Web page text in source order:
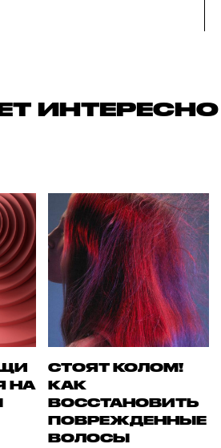
ИНТЕРЕСНО
НА
СТОЯТ КОЛОМ!
КАК
ВОССТАНОВИТЬ
ПОВРЕЖДЕННЫЕ
ВОЛОСЫ